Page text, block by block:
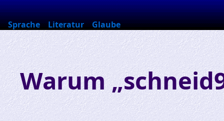
Sprache Literatur Glaube
Warum